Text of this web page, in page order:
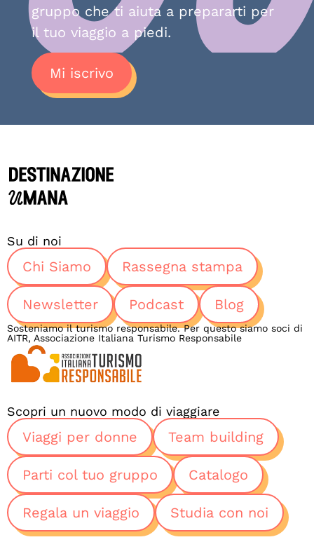
gruppo che ti aiuta a prepararti per
il tuo viaggio a piedi.
Mi iscrivo
Su di noi
Chi Siamo Rassegna stampa
Newsletter Podcast Blog
Sosteniamo il turismo responsabile. Per questo siamo soci di
AITR, Associazione Italiana Turismo Responsabile
Scopri un nuovo modo di viaggiare
Viaggi per donne Team building
Parti col tuo gruppo Catalogo
Regala un viaggio Studia con noi